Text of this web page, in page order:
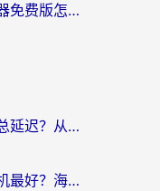
海外党别愁！一键回国加速器免费版怎么选？从踩坑到流畅访问的全攻略
海外玩反恐精英：全球攻势总延迟？从瑞典玩神武4到外国玩黎明觉醒，选对加速器才是关键！
玩决战！平安京用苹果几手机最好？海外党必看的设备+加速器双攻略